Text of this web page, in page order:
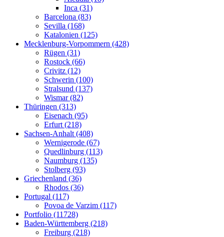
Inca (31)
Barcelona (83)
Sevilla (168)
Katalonien (125)
Mecklenburg-Vorpommern (428)
Rügen (31)
Rostock (66)
Crivitz (12)
Schwerin (100)
Stralsund (137)
Wismar (82)
Thüringen (313)
Eisenach (95)
Erfurt (218)
Sachsen-Anhalt (408)
Wernigerode (67)
Quedlinburg (113)
Naumburg (135)
Stolberg (93)
Griechenland (36)
Rhodos (36)
Portugal (117)
Povoa de Varzim (117)
Portfolio (11728)
Baden-Württemberg (218)
Freiburg (218)